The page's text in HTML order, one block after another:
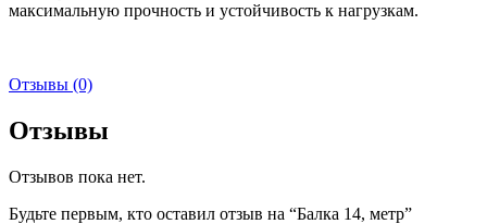
максимальную прочность и устойчивость к нагрузкам.
Отзывы (0)
Отзывы
Отзывов пока нет.
Будьте первым, кто оставил отзыв на “Балка 14, метр”